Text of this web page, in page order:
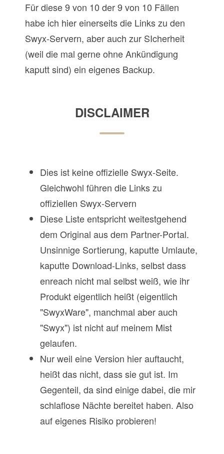
Für diese 9 von 10 der 9 von 10 Fällen
habe ich hier einerseits die Links zu den
Swyx-Servern, aber auch zur SIcherheit
(weil die mal gerne ohne Ankündigung
kaputt sind) ein eigenes Backup.
DISCLAIMER
Dies ist keine offizielle Swyx-Seite.
Gleichwohl führen die Links zu
offiziellen Swyx-Servern
Diese Liste entspricht weitestgehend
dem Original aus dem Partner-Portal.
Unsinnige Sortierung, kaputte Umlaute,
kaputte Download-Links, selbst dass
enreach nicht mal selbst weiß, wie ihr
Produkt eigentlich heißt (eigentlich
"SwyxWare", manchmal aber auch
"Swyx") ist nicht auf meinem Mist
gelaufen.
Nur weil eine Version hier auftaucht,
heißt das nicht, dass sie gut ist. Im
Gegenteil, da sind einige dabei, die mir
schlaflose Nächte bereitet haben. Also
auf eigenes Risiko probieren!